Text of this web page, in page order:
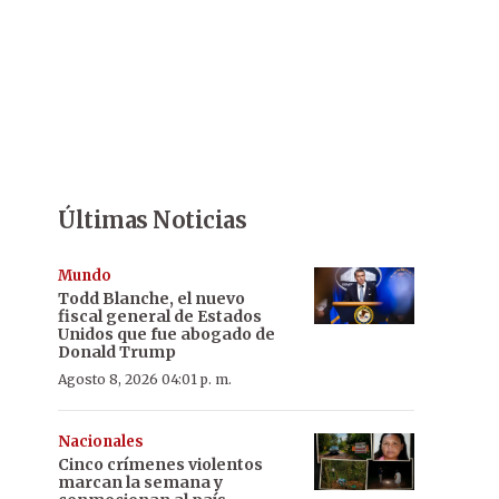
Últimas Noticias
Mundo
Todd Blanche, el nuevo
fiscal general de Estados
Unidos que fue abogado de
Donald Trump
Agosto 8, 2026 04:01 p. m.
Nacionales
Cinco crímenes violentos
marcan la semana y